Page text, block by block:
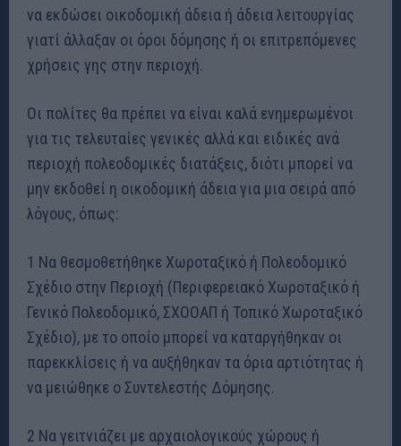
να εκδώσει οικοδομική άδεια ή άδεια λειτουργίας
γιατί άλλαξαν οι όροι δόμησης ή οι επιτρεπόμενες
χρήσεις γης στην περιοχή.
Οι πολίτες θα πρέπει να είναι καλά ενημερωμένοι
για τις τελευταίες γενικές αλλά και ειδικές ανά
περιοχή πολεοδομικές διατάξεις, διότι μπορεί να
μην εκδοθεί η οικοδομική άδεια για μια σειρά από
λόγους, όπως:
1 Να θεσμοθετήθηκε Χωροταξικό ή Πολεοδομικό
Σχέδιο στην Περιοχή (Περιφερειακό Χωροταξικό ή
Γενικό Πολεοδομικό, ΣΧΟΟΑΠ ή Τοπικό Χωροταξικό
Σχέδιο), με το οποίο μπορεί να καταργήθηκαν οι
παρεκκλίσεις ή να αυξήθηκαν τα όρια αρτιότητας ή
να μειώθηκε ο Συντελεστής Δόμησης.
2 Να γειτνιάζει με αρχαιολογικούς χώρους ή